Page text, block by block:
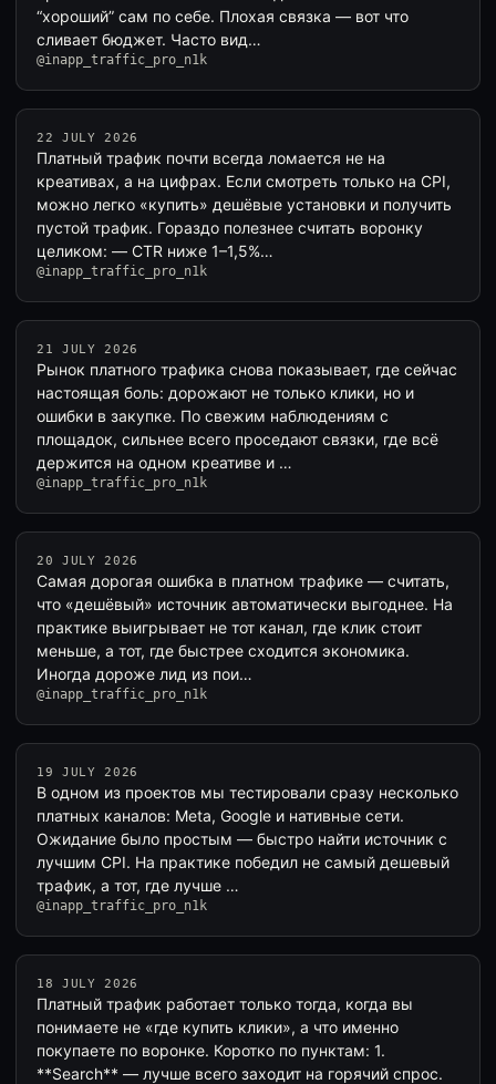
“хороший” сам по себе. Плохая связка — вот что
сливает бюджет. Часто вид…
@inapp_traffic_pro_n1k
22 JULY 2026
Платный трафик почти всегда ломается не на
креативах, а на цифрах. Если смотреть только на CPI,
можно легко «купить» дешёвые установки и получить
пустой трафик. Гораздо полезнее считать воронку
целиком: — CTR ниже 1–1,5%…
@inapp_traffic_pro_n1k
21 JULY 2026
Рынок платного трафика снова показывает, где сейчас
настоящая боль: дорожают не только клики, но и
ошибки в закупке. По свежим наблюдениям с
площадок, сильнее всего проседают связки, где всё
держится на одном креативе и …
@inapp_traffic_pro_n1k
20 JULY 2026
Самая дорогая ошибка в платном трафике — считать,
что «дешёвый» источник автоматически выгоднее. На
практике выигрывает не тот канал, где клик стоит
меньше, а тот, где быстрее сходится экономика.
Иногда дороже лид из пои…
@inapp_traffic_pro_n1k
19 JULY 2026
В одном из проектов мы тестировали сразу несколько
платных каналов: Meta, Google и нативные сети.
Ожидание было простым — быстро найти источник с
лучшим CPI. На практике победил не самый дешевый
трафик, а тот, где лучше …
@inapp_traffic_pro_n1k
18 JULY 2026
Платный трафик работает только тогда, когда вы
понимаете не «где купить клики», а что именно
покупаете по воронке. Коротко по пунктам: 1.
**Search** — лучше всего заходит на горячий спрос.